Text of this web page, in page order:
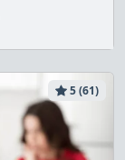
5 (61)